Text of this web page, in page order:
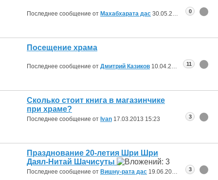
Последнее сообщение от Махабхарата дас 30.05.2013 01:05
0
Посещение храма
Последнее сообщение от Дмитрий Казиков 10.04.2013 09:32
11
Сколько стоит книга в магазинчике
при храме?
Последнее сообщение от Ivan 17.03.2013 15:23 3
Празднование 20-летия Шри Шри
Даял-Нитай Шачисуты
Последнее сообщение от Вишну-рата дас 19.06.2012 16:38
3